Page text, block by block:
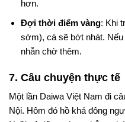
hơn.
Đợi thời điểm vàng: Khi
sớm), cá sẽ bớt nhát.
nhẫn chờ thêm.
7. Câu chuyện thực tế
Một lần Daiwa Việt Nam đi
Nội. Hôm đó hồ khá đông